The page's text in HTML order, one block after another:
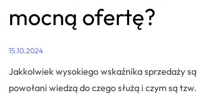
mocną ofertę?
15.10.2024
Jakkolwiek wysokiego wskaźnika sprzedaży
powołani wiedzą do czego służą i czym są